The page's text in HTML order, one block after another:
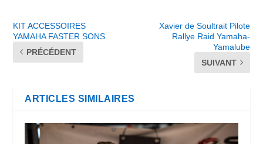
KIT ACCESSOIRES
YAMAHA FASTER SONS
PRÉCÉDENT
Xavier de Soultrait Pilote
Rallye Raid Yamaha-
Yamalube
SUIVANT
ARTICLES SIMILAIRES